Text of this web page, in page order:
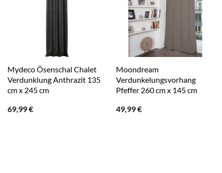
Mydeco Ösenschal Chalet
Verdunklung Anthrazit 135
cm x 245 cm
69,99€
Moondream
Verdunkelungsvorhang
Pfeffer 260 cm x 145 cm
49,99€